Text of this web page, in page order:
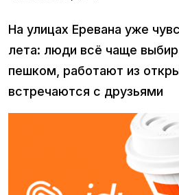
На улицах Еревана уже
лета: люди всё чаще
пешком, работают из
встречаются с друзьями